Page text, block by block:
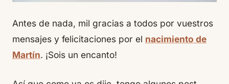
Antes de nada, mil gracias a todos por vuestros
mensajes y felicitaciones por el nacimiento de
Martín. ¡Sois un encanto!